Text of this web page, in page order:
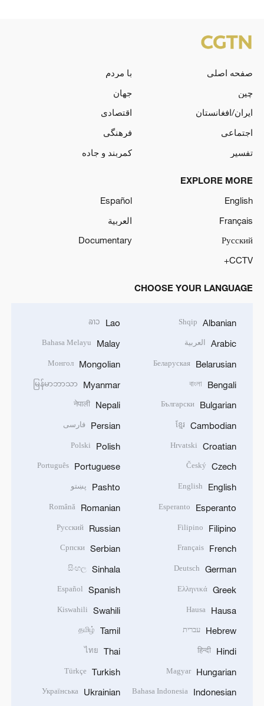
صفحه اصلی
با مردم
چین
جهان
ایران/افغانستان
اقتصادی
اجتماعی
فرهنگی
تفسیر
کمربند و جاده
EXPLORE MORE
English
Español
Français
العربية
Русский
Documentary
CCTV+
CHOOSE YOUR LANGUAGE
Albanian
Shqip
Arabic العربية
Belarusian
Беларуская
Bengali
বাংলা
Bulgarian
Български
Cambodian
ខ្មែរ
Croatian
Hrvatski
Czech
Český
English
English
Esperanto
Esperanto
Filipino
Filipino
French
Français
German
Deutsch
Greek
Ελληνικά
Hausa
Hausa
Hebrew עברית
Hindi
हिन्दी
Hungarian
Magyar
Indonesian
Bahasa Indonesia
Lao
ລາວ
Malay
Bahasa Melayu
Mongolian
Монгол
Myanmar
မြန်မာဘာသာ
Nepali
नेपाली
Persian فارسی
Polish
Polski
Portuguese
Português
Pashto پښتو
Romanian
Română
Russian
Русский
Serbian
Српски
Sinhala
සිංහල
Spanish
Español
Swahili
Kiswahili
Tamil
தமிழ்
Thai
ไทย
Turkish
Türkçe
Ukrainian
Українська